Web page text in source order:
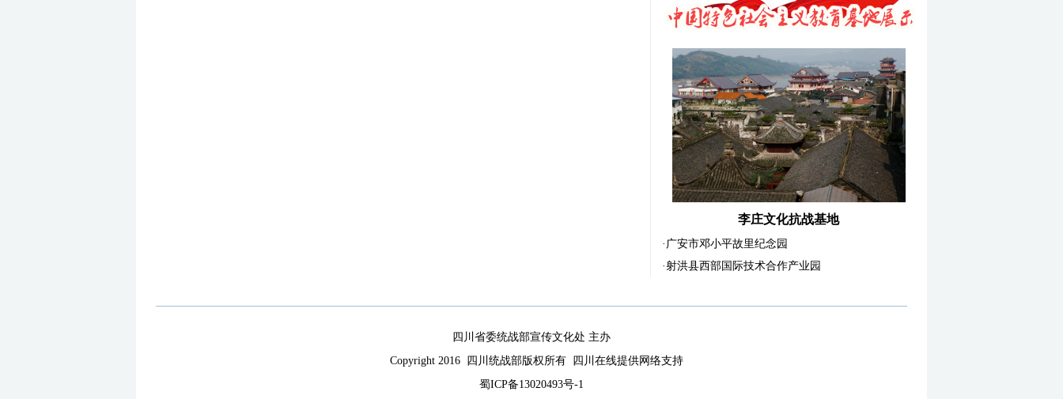
李庄文化抗战基地
· 广安市邓小平故里纪念园
·射洪县西部国际技术合作产业园
四川省委统战部宣传文化处 主办
Copyright 2016 四川统战部版权所有 四川在线提供网络支持
蜀ICP备13020493号-1